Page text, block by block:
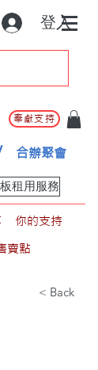
登入
奉獻支持
合辦聚會
租用服務
你的支持
賣點
< Back